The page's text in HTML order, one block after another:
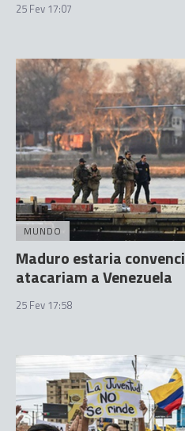
25 Fev 17:07
MUNDO
Maduro estaria
atacariam a Venezuela
25 Fev 17:58